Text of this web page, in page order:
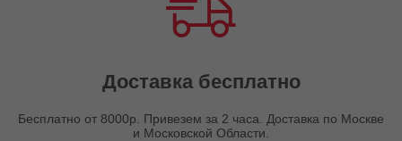
Доставка бесплатно
Бесплатно от 8000р. Привезем за 2 часа. Доставка по Москве
и Московской Области.